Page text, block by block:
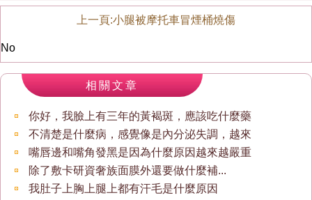
上一頁:小腿被摩托車冒煙桶燒傷
No
相關文章
你好，我臉上有三年的黃褐斑，應該吃什麼藥
不清楚是什麼病，感覺像是內分泌失調，越來
嘴唇邊和嘴角發黑是因為什麼原因越來越嚴重
除了敷卡研資奢族面膜外還要做什麼補...
我肚子上胸上腿上都有汗毛是什麼原因